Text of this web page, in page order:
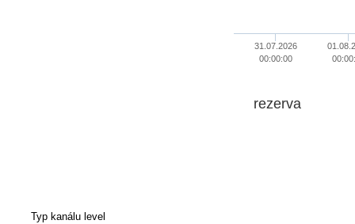
31.07.2026
00:00:00
Typ kanálu level
rezerva